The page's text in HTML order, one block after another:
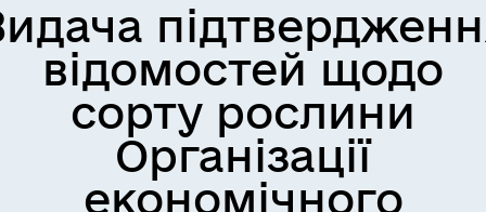
відомостей щодо
сорту рослини
Організації
економічного